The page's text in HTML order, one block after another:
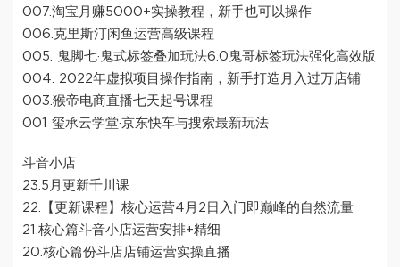
007.淘宝月赚5000+实操教程，新手也可以操作
006.克里斯汀闲鱼运营高级课程
005. 鬼脚七·鬼式标签叠加玩法6.0鬼哥标签玩法强化高效版
004. 2022年虚拟项目操作指南，新手打造月入过万店铺
003.猴帝电商直播七天起号课程
001 玺承云学堂·京东快车与搜索最新玩法
斗音小店
23.5月更新千川课
22.【更新课程】核心运营4月2日入门即巅峰的自然流量
21.核心篇斗音小店运营安排+精细
20.核心篇份斗店店铺运营实操直播